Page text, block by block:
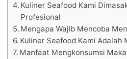
Kuliner Seafood Kami
Profesional
Mengapa Wajib Mencoba
Kuliner Seafood Kami Adalah
Manfaat Mengkonsumsi